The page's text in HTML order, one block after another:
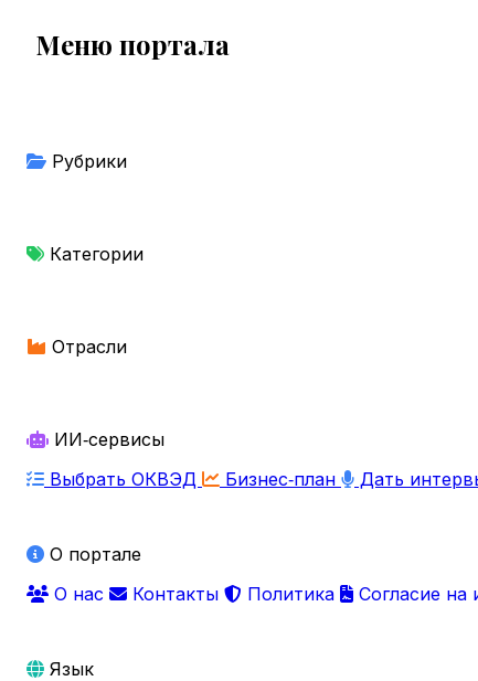
Меню портала
Рубрики
Категории
Отрасли
ИИ‑сервисы
Выбрать ОКВЭД
Бизнес‑план Дать
О портале
О нас
Контакты Политика Согласие на
Язык